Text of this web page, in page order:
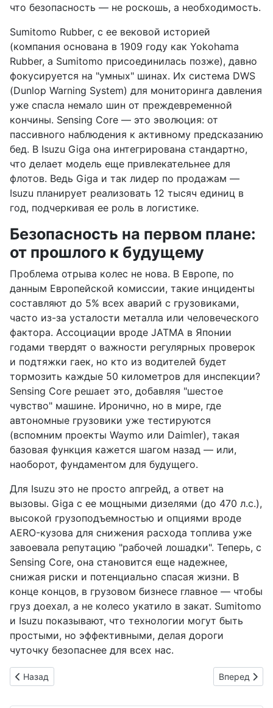
что безопасность — не роскошь, а необходимость.
Sumitomo Rubber, с ее вековой историей
(компания основана в 1909 году как Yokohama
Rubber, а Sumitomo присоединилась позже), давно
фокусируется на "умных" шинах. Их система DWS
(Dunlop Warning System) для мониторинга давления
уже спасла немало шин от преждевременной
кончины. Sensing Core — это эволюция: от
пассивного наблюдения к активному предсказанию
бед. В Isuzu Giga она интегрирована стандартно,
что делает модель еще привлекательнее для
флотов. Ведь Giga и так лидер по продажам —
Isuzu планирует реализовать 12 тысяч единиц в
год, подчеркивая ее роль в логистике.
Безопасность на первом плане:
от прошлого к будущему
Проблема отрыва колес не нова. В Европе, по
данным Европейской комиссии, такие инциденты
составляют до 5% всех аварий с грузовиками,
часто из-за усталости металла или человеческого
фактора. Ассоциации вроде JATMA в Японии
годами твердят о важности регулярных проверок
и подтяжки гаек, но кто из водителей будет
тормозить каждые 50 километров для инспекции?
Sensing Core решает это, добавляя "шестое
чувство" машине. Иронично, но в мире, где
автономные грузовики уже тестируются
(вспомним проекты Waymo или Daimler), такая
базовая функция кажется шагом назад — или,
наоборот, фундаментом для будущего.
Для Isuzu это не просто апгрейд, а ответ на
вызовы. Giga с ее мощными дизелями (до 470 л.с.),
высокой грузоподъемностью и опциями вроде
AERO-кузова для снижения расхода топлива уже
завоевала репутацию "рабочей лошадки". Теперь, с
Sensing Core, она становится еще надежнее,
снижая риски и потенциально спасая жизни. В
конце концов, в грузовом бизнесе главное — чтобы
груз доехал, а не колесо укатило в закат. Sumitomo
и Isuzu показывают, что технологии могут быть
простыми, но эффективными, делая дороги
чуточку безопаснее для всех нас.
Предыдущий: Mitsubishi eK Space обзаводился 'голубыми'
Назад Следующий:
Вперед